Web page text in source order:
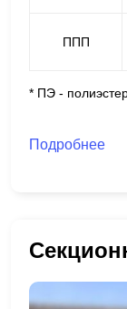
ППП
* ПЭ -
Подробнее